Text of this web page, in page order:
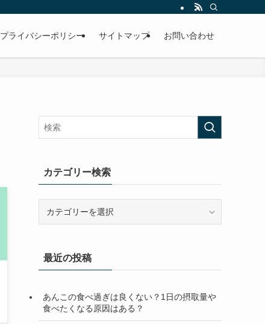
プライバシーポリシー サイトマップ お問い合わせ
カテゴリー検索
ー
検
最近の投稿
あんこの食べ過ぎは良くない？1日の摂取量や
食べたくなる原因はある？